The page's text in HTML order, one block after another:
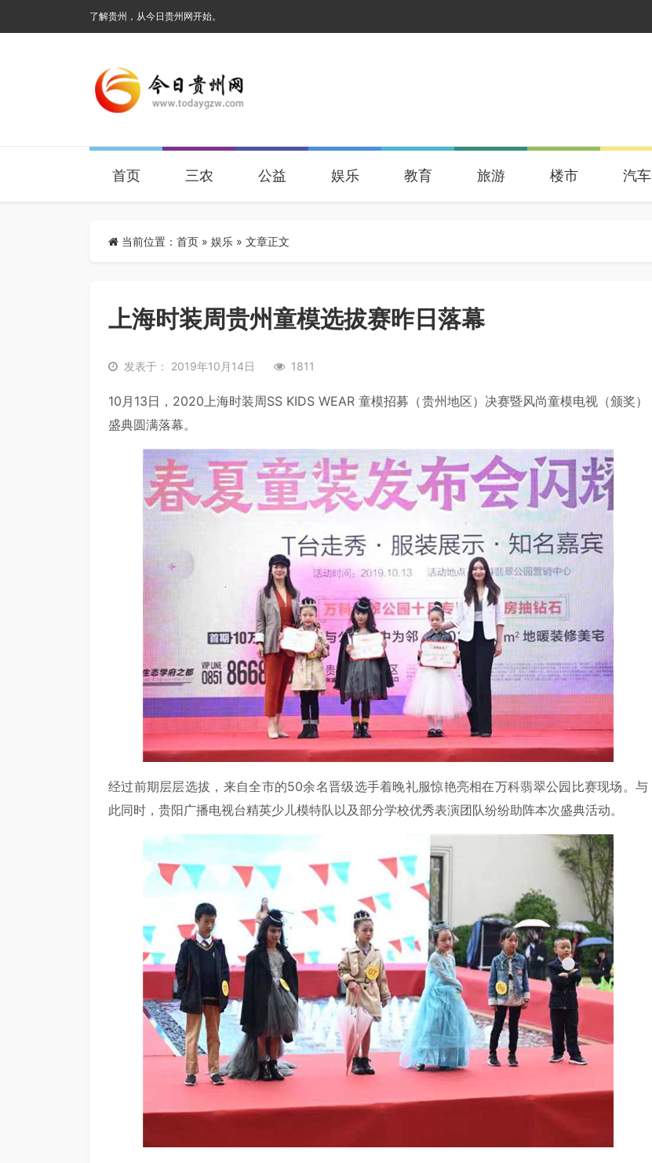
了解贵州，从今日贵州网开始。
首页 三农 公益 娱乐 教育 旅游 楼市 汽车
当前位置： 首页 » 娱乐 » 文章正文
上海时装周贵州童模选拔赛昨日落幕
发表于： 2019年10月14日 1811
10月13日，2020上海时装周SS KIDS WEAR 童模招募（贵州地区）决赛暨风尚童模电视（颁奖）
盛典圆满落幕。
经过前期层层选拔，来自全市的50余名晋级选手着晚礼服惊艳亮相在万科翡翠公园比赛现场。与
此同时，贵阳广播电视台精英少儿模特队以及部分学校优秀表演团队纷纷助阵本次盛典活动。